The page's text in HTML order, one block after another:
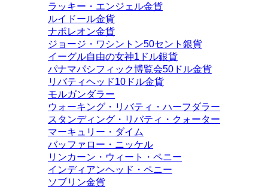
ラッキー・エンジェル金貨
ルイドール金貨
ナポレオン金貨
ジョージ・ワシントン50セント銀貨
イーグル自由の女神1ドル銀貨
パナマパシフィック博覧会50ドル金貨
リバティヘッド10ドル金貨
モルガンダラー
ウォーキング・リバティ・ハーフダラー
スタンディング・リバティ・クォーター
マーキュリー・ダイム
バッファロー・ニッケル
リンカーン・ウィート・ペニー
インディアンヘッド・ペニー
ソブリン金貨